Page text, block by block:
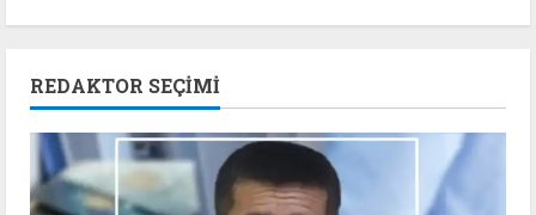
REDAKTOR SEÇIMI